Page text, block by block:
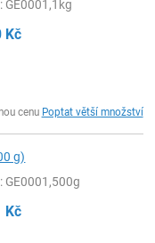
: GE0001,1kg
Kč
cenu Poptat větší množství
g)
: GE0001,500g
Kč